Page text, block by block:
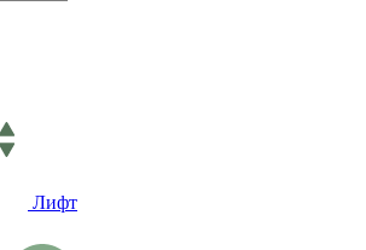
Лифт